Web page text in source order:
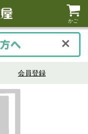
かご
会員登録